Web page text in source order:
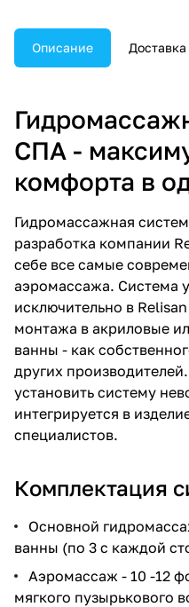
Описание Доставка
СПА -
комфорта в
Гидромассажная
разработка компании
себе все самые
аэромассажа. Система
исключительно в
монтажа в акриловые
ванны - как
других
установить систему
интегрируется в
специалистов.
Комплектация
Основной
ванны (по 3 с каждой
Аэромассаж - 10 -12
мягкого пузырькового